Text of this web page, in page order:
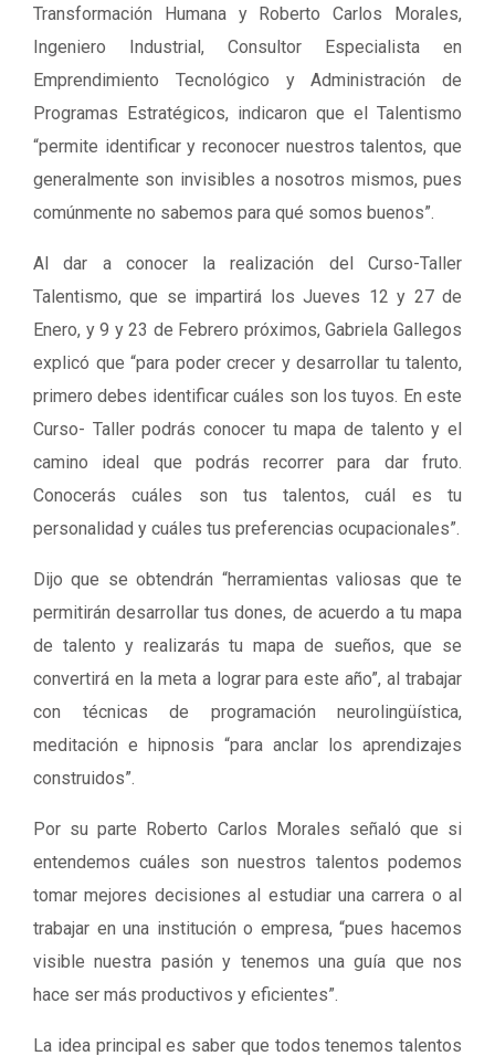
Transformación Humana y Roberto Carlos Morales,
Ingeniero Industrial, Consultor Especialista en
Emprendimiento Tecnológico y Administración de
Programas Estratégicos, indicaron que el Talentismo
“permite identificar y reconocer nuestros talentos, que
generalmente son invisibles a nosotros mismos, pues
comúnmente no sabemos para qué somos buenos”.
Al dar a conocer la realización del Curso-Taller
Talentismo, que se impartirá los Jueves 12 y 27 de
Enero, y 9 y 23 de Febrero próximos, Gabriela Gallegos
explicó que “para poder crecer y desarrollar tu talento,
primero debes identificar cuáles son los tuyos. En este
Curso- Taller podrás conocer tu mapa de talento y el
camino ideal que podrás recorrer para dar fruto.
Conocerás cuáles son tus talentos, cuál es tu
personalidad y cuáles tus preferencias ocupacionales”.
Dijo que se obtendrán “herramientas valiosas que te
permitirán desarrollar tus dones, de acuerdo a tu mapa
de talento y realizarás tu mapa de sueños, que se
convertirá en la meta a lograr para este año”, al trabajar
con técnicas de programación neurolingüística,
meditación e hipnosis “para anclar los aprendizajes
construidos”.
Por su parte Roberto Carlos Morales señaló que si
entendemos cuáles son nuestros talentos podemos
tomar mejores decisiones al estudiar una carrera o al
trabajar en una institución o empresa, “pues hacemos
visible nuestra pasión y tenemos una guía que nos
hace ser más productivos y eficientes”.
La idea principal es saber que todos tenemos talentos